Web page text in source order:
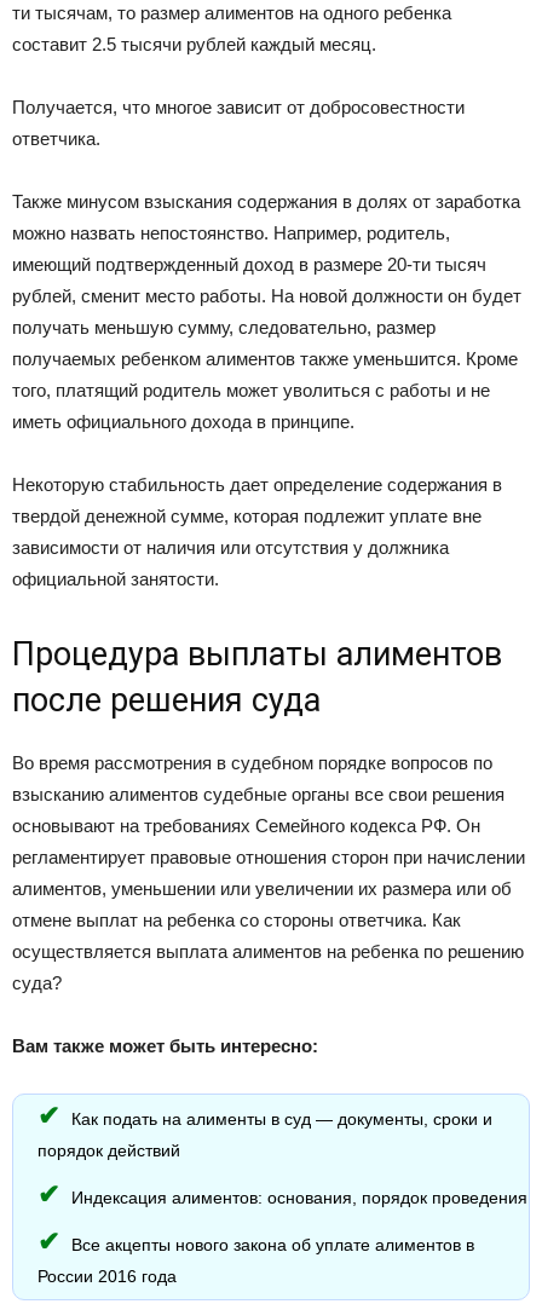
ти тысячам, то размер алиментов на одного ребенка
составит 2.5 тысячи рублей каждый месяц.
Получается, что многое зависит от добросовестности
ответчика.
Также минусом взыскания содержания в долях от заработка
можно назвать непостоянство. Например, родитель,
имеющий подтвержденный доход в размере 20-ти тысяч
рублей, сменит место работы. На новой должности он будет
получать меньшую сумму, следовательно, размер
получаемых ребенком алиментов также уменьшится. Кроме
того, платящий родитель может уволиться с работы и не
иметь официального дохода в принципе.
Некоторую стабильность дает определение содержания в
твердой денежной сумме, которая подлежит уплате вне
зависимости от наличия или отсутствия у должника
официальной занятости.
Процедура выплаты алиментов
после решения суда
Во время рассмотрения в судебном порядке вопросов по
взысканию алиментов судебные органы все свои решения
основывают на требованиях Семейного кодекса РФ. Он
регламентирует правовые отношения сторон при начислении
алиментов, уменьшении или увеличении их размера или об
отмене выплат на ребенка со стороны ответчика. Как
осуществляется выплата алиментов на ребенка по решению
суда?
Вам также может быть интересно:
Как подать на алименты в суд — документы, сроки и
порядок действий
Индексация алиментов: основания, порядок проведения
Все акцепты нового закона об уплате алиментов в
России 2016 года